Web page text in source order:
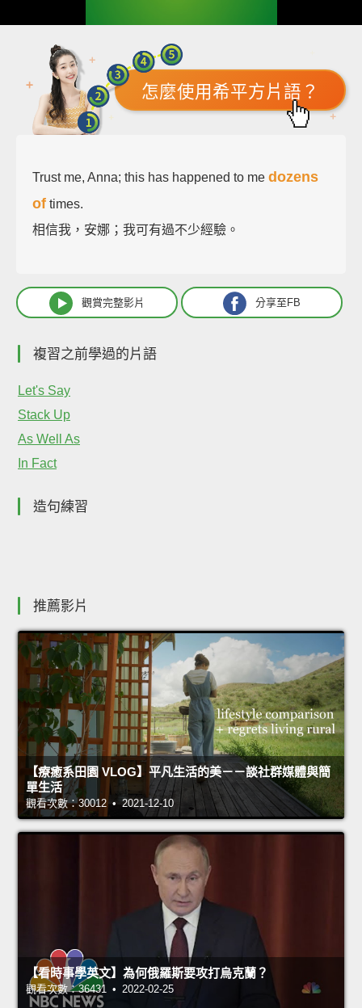
怎麼使用希平方片語？
Trust me, Anna; this has happened to me dozens
of times.
相信我，安娜；我可有過不少經驗。
觀賞完整影片 分享至FB
複習之前學過的片語
Let's Say
Stack Up
As Well As
In Fact
造句練習
推薦影片
【療癒系田園 VLOG】平凡生活的美－－談社群媒體與簡
單生活
觀看次數：30012 • 2021-12-10
【看時事學英文】為何俄羅斯要攻打烏克蘭？
觀看次數：36431 • 2022-02-25